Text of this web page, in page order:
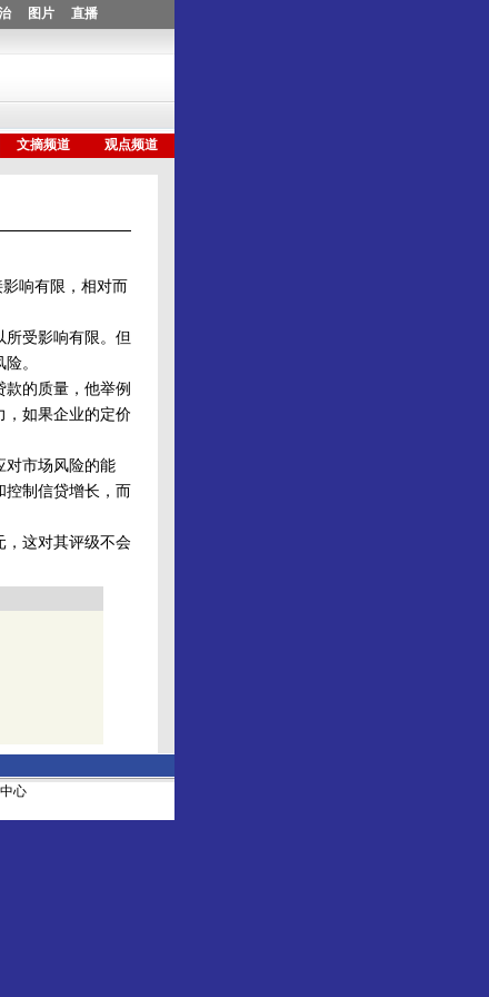
响有限，相对而
受影响有限。但
。
的质量，他举例
，如果企业的定价
市场风险的能
制信贷增长，而
这对其评级不会
心